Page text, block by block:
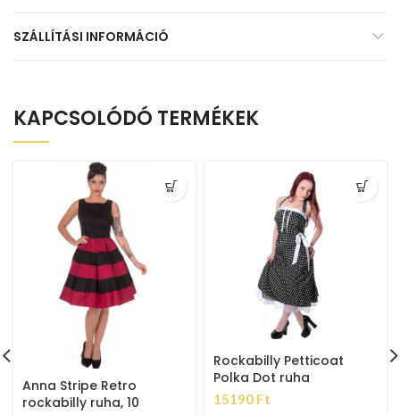
SZÁLLÍTÁSI INFORMÁCIÓ
KAPCSOLÓDÓ TERMÉKEK
Anna Stripe Retro
rockabilly ruha, 10
Rockabilly Petticoat
Polka Dot ruha
15190 Ft